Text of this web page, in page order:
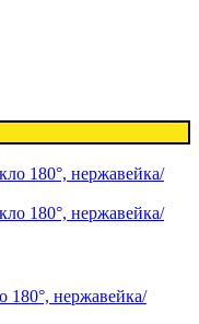
180°, нержавейка/